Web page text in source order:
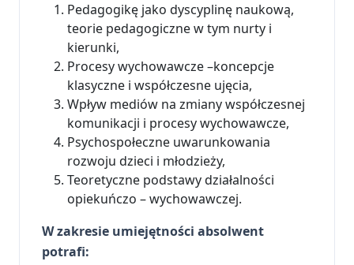
Pedagogikę jako dyscyplinę naukową,
teorie pedagogiczne w tym nurty i
kierunki,
Procesy wychowawcze –koncepcje
klasyczne i współczesne ujęcia,
Wpływ mediów na zmiany współczesnej
komunikacji i procesy wychowawcze,
Psychospołeczne uwarunkowania
rozwoju dzieci i młodzieży,
Teoretyczne podstawy działalności
opiekuńczo – wychowawczej.
W zakresie umiejętności absolwent
potrafi: